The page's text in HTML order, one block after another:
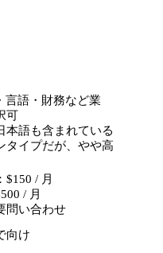
言語・財務など業
可
本語も含まれている
タイプだが、やや高
$150 / 月
/ 月
問い合わせ
向け